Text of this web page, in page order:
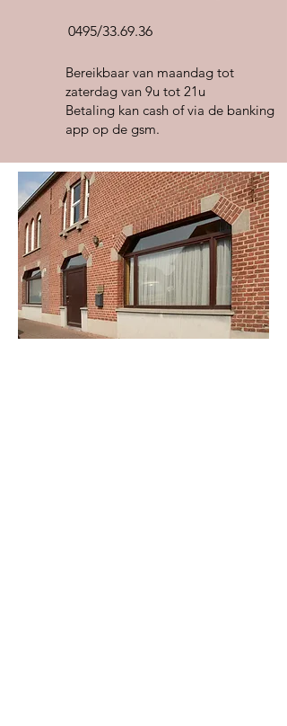
0495/33.69.36
Bereikbaar van maandag tot
zaterdag van 9u tot 21u
Betaling kan cash of via de banking
app op de gsm.